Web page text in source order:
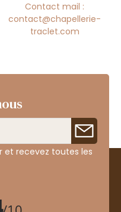
Contact mail :
contact@chapellerie-
traclet.com
et recevez toutes les